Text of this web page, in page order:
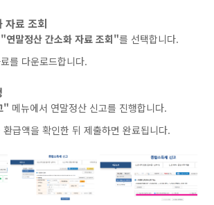
자료 조회
"연말정산 간소화 자료 조회"를 선택합니다.
를 다운로드합니다.
" 메뉴에서 연말정산 신고를 진행합니다.
급액을 확인한 뒤 제출하면 완료됩니다.